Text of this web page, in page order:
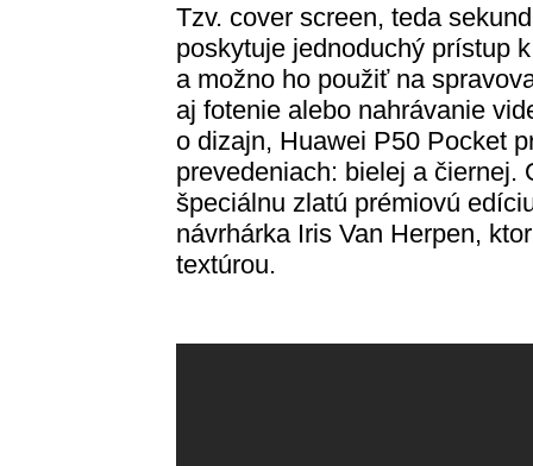
Tzv. cover screen, teda
poskytuje jednoduchý prístup
a možno ho použiť na
aj fotenie alebo nahrávanie
o dizajn, Huawei P50 Pocket
prevedeniach: bielej a čiernej.
špeciálnu zlatú prémiovú
návrhárka Iris Van Herpen,
textúrou.